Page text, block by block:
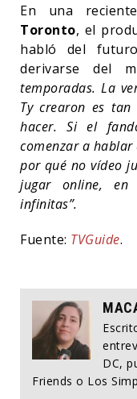
En una
Toronto, el
habló del
derivarse del
temporadas. La
Ty crearon es
hacer. Si el
comenzar a hablar
por qué no vídeo
jugar online, en
infinitas”.
Fuente: TVGuide.
DC,
Friends o Los